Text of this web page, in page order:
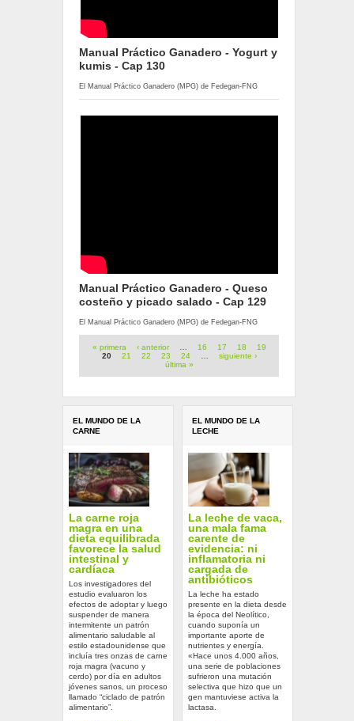
Manual Práctico Ganadero - Yogurt y
kumis - Cap 130
El Manual Práctico Ganadero (MPG) de Fedegan-FNG
Manual Práctico Ganadero - Queso
costeño y picado salado - Cap 129
El Manual Práctico Ganadero (MPG) de Fedegan-FNG
Páginas
« primera ‹ anterior … 16 17 18
19
20
21 22 23 24 …
siguiente ›
última »
EL MUNDO DE LA
CARNE
La carne roja
magra en una
dieta equilibrada
favorece la salud
intestinal y
cardíaca
Los investigadores del
estudio evaluaron los
efectos de adoptar y luego
suspender de manera
intermitente un patrón
alimentario saludable al
estilo estadounidense que
incluía tres onzas de carne
roja magra (vacuno y
cerdo) por día en adultos
jóvenes sanos, un proceso
llamado “ciclado de patrón
alimentario”.
EL MUNDO DE LA
LECHE
La leche de vaca,
una mala fama
carente de
evidencia: ni
inflamatoria ni
cargada de
antibióticos
La leche ha estado
presente en la dieta desde
la época del Neolítico,
cuando suponía un
importante aporte de
nutrientes y energía.
«Hace unos 4.000 años,
una serie de poblaciones
sufrieron una mutación
selectiva que hizo que un
gen mantuviese activa la
lactasa.